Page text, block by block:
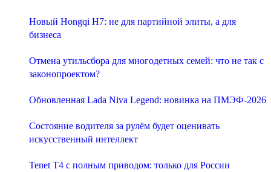
Новый Hongqi H7: не для партийной элиты, а для
бизнеса
Отмена утильсбора для многодетных семей: что не так с
законопроектом?
Обновленная Lada Niva Legend: новинка на ПМЭФ-2026
Состояние водителя за рулём будет оценивать
искусственный интеллект
Tenet T4 с полным приводом: только для России